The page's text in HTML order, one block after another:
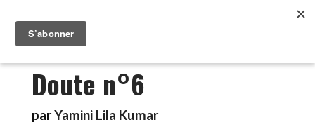
Doute n°6
parYamini Lila Kumar